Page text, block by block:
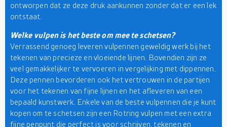
ontworpen dat ze deze druk aankunnen zonder dat er een lek
ontstaat.
Welke vulpen is het beste om mee te schetsen?
Verrassend genoeg leveren vulpennen geweldig werk bij het
tekenen van precieze en vloeiende lijnen. Bovendien zijn ze
veel gemakkelijker te vervoeren in vergelijking met dippennen.
Deze pennen bevorderen ook het vertrouwen in de partijen
voor het tekenen van fijne lijnen en het afleveren van een
bepaald kunstwerk. Enkele van de beste vulpennen die je kunt
kopen om te schetsen zijn een Rotring vulpen met een extra
fijne penpunt die perfect is voor schrijven, tekenen en